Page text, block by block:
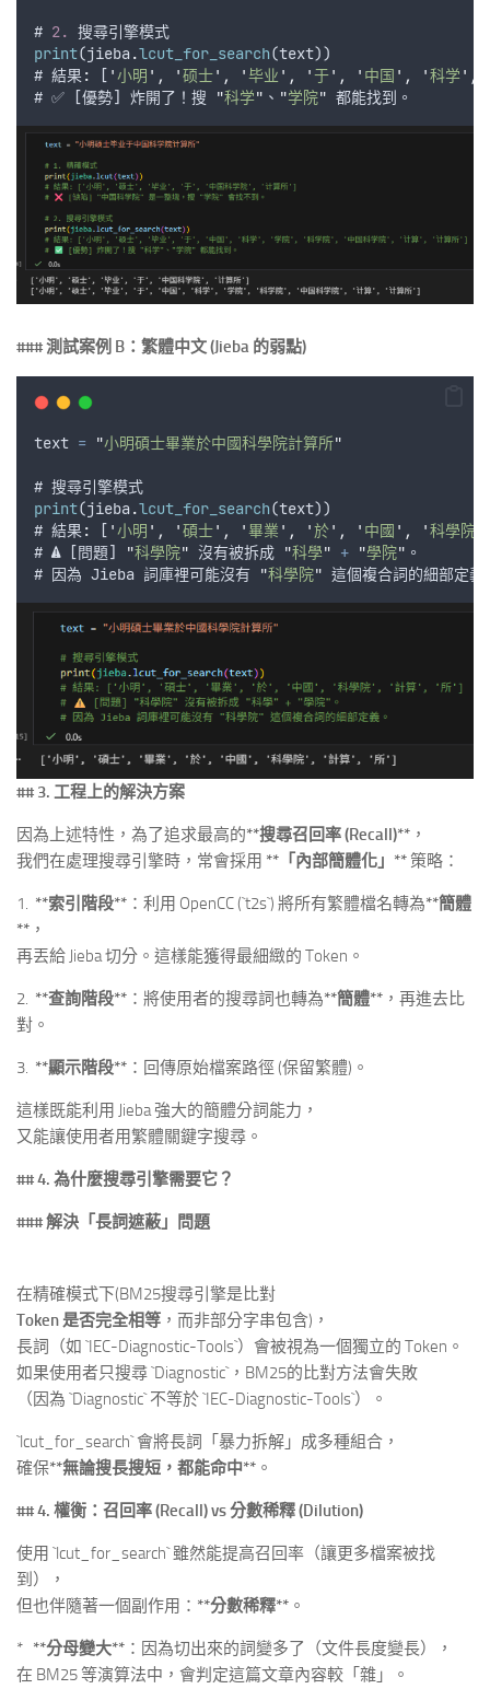
# 2. 搜尋引擎模式
print(jieba.lcut_for_search(text))
# 結果 : [ '小明 ' , '硕士' , '毕业 ' , '于' , ' 中国 ' , '科学' ,
# ✅ [優勢] 炸開了 ！ 搜 "科学" 、 "学院" 都能找到 。
### 測試案例 B：繁體中文 (Jieba 的弱點)
text = "小明碩士畢業於中國科學院計算所"
# 搜尋引擎模式
print(jieba.lcut_for_search(text))
# 結果 : [ '小明 ' , '碩士' , '畢業 ' , '於' , ' 中國 ' , '科學院
# ⚠️ [問題] "科學院" 沒有被拆成 "科學" + "學院" 。
# 因為 Jieba 詞庫裡可能沒有 "科學院" 這個複合詞的細部定義
## 3. 工程上的解決方案
因為上述特性，為了追求最高的**搜尋召回率 (Recall)** ，
我們在處理搜尋引擎時，常會採用 **「內部簡體化」** 策略：
1. **索引階段** ：利用 OpenCC (`t2s`) 將所有繁體檔名轉為**簡體
** ，
再丟給 Jieba 切分。這樣能獲得最細緻的 Token。
2. **查詢階段** ：將使用者的搜尋詞也轉為**簡體** ，再進去比
對。
3. **顯示階段** ：回傳原始檔案路徑 (保留繁體)。
這樣既能利用 Jieba 強大的簡體分詞能力，
又能讓使用者用繁體關鍵字搜尋。
## 4. 為什麼搜尋引擎需要它？
### 解決「長詞遮蔽」問題
在精確模式下(BM25搜尋引擎是比對
Token 是否完全相等 ，而非部分字串包含)，
長詞（如 `IEC-Diagnostic-Tools`）會被視為一個獨立的 Token。
如果使用者只搜尋 `Diagnostic`，BM25的比對方法會失敗
（因為 `Diagnostic` 不等於 `IEC-Diagnostic-Tools`）。
`lcut_for_search` 會將長詞「暴力拆解」成多種組合，
確保**無論搜長搜短，都能命中** 。
## 4. 權衡：召回率 (Recall) vs 分數稀釋 (Dilution)
使用 `lcut_for_search` 雖然能提高召回率（讓更多檔案被找
到），
但也伴隨著一個副作用： **分數稀釋** 。
* **分母變大** ：因為切出來的詞變多了（文件長度變長），
在 BM25 等演算法中，會判定這篇文章內容較「雜」。